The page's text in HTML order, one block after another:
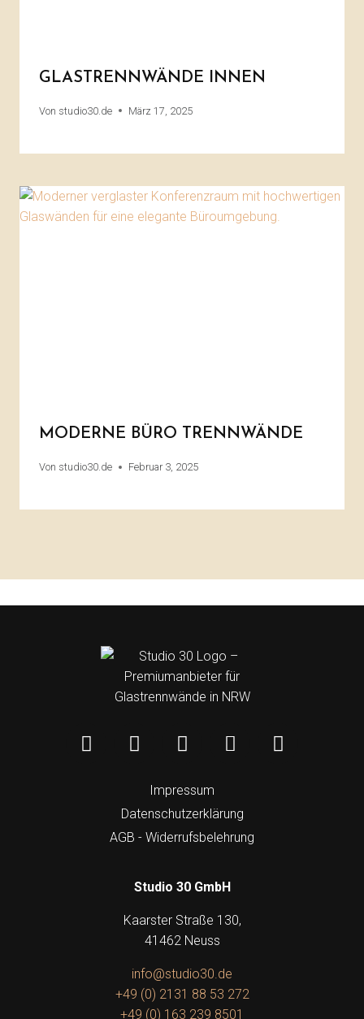
GLASTRENNWÄNDE INNEN
Von studio30.de März 17, 2025
MODERNE BÜRO TRENNWÄNDE
Von studio30.de Februar 3, 2025
Impressum
Datenschutzerklärung
AGB - Widerrufsbelehrung
Studio 30 GmbH
Kaarster Straße 130,
41462 Neuss
info@studio30.de
+49 (0) 2131 88 53 272
+49 (0) 163 239 8501